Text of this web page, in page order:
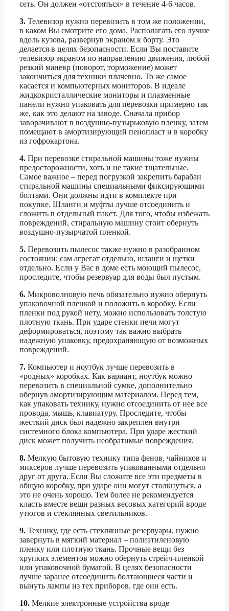
сеть. Он должен «отстояться» в течение 4-6 часов.
3. Телевизор нужно перевозить в том же положении,
в каком Вы смотрите его дома. Располагать его лучше
вдоль кузова, развернув экраном к борту. Это
делается в целях безопасности. Если Вы поставите
телевизор экраном по направлению движения, любой
резкий маневр (поворот, торможение) может
закончиться для техники плачевно. То же самое
касается и компьютерных мониторов. В идеале
жидкокристаллические мониторы и плазменные
панели нужно упаковать для перевозки примерно так
же, как это делают на заводе. Сначала прибор
заворачивают в воздушно-пузырьковую пленку, затем
помещают в амортизирующий пенопласт и в коробку
из гофрокартона.
4. При перевозке стиральной машины тоже нужны
предосторожности, хоть и не такие тщательные.
Самое важное – перед погрузкой закрепить барабан
стиральной машины специальными фиксирующими
болтами. Они должны идти в комплекте при
покупке. Шланги и муфты лучше отсоединить и
сложить в отдельный пакет. Для того, чтобы избежать
повреждений, стиральную машину стоит обернуть
воздушно-пузырчатой пленкой.
5. Перевозить пылесос также нужно в разобранном
состоянии: сам агрегат отдельно, шланги и щетки
отдельно. Если у Вас в доме есть моющий пылесос,
проследите, чтобы резервуар для воды был пустым.
6. Микроволновую печь обязательно нужно обернуть
упаковочной пленкой и положить в коробку. Если
пленки под рукой нету, можно использовать толстую
плотную ткань. При ударе стенки печи могут
деформироваться, поэтому так важно выбрать
надежную упаковку, предохраняющую от возможных
повреждений.
7. Компьютер и ноутбук лучше перевозить в
«родных» коробках. Как вариант, ноутбук можно
перевозить в специальной сумке, дополнительно
обернув амортизирующим материалом. Перед тем,
как упаковать технику, нужно отсоединить от нее все
провода, мышь, клавиатуру. Проследите, чтобы
жесткий диск был надежно закреплен внутри
системного блока компьютера. При ударе жесткий
диск может получить необратимые повреждения.
8. Мелкую бытовую технику типа фенов, чайников и
миксеров лучше перевозить упакованными отдельно
друг от друга. Если Вы сложите все эти предметы в
общую коробку, при ударе они могут столкнуться, а
это не очень хорошо. Тем более не рекомендуется
класть вместе вещи разных весовых категорий вроде
утюгов и стеклянных светильников.
9. Технику, где есть стеклянные резервуары, нужно
завернуть в мягкий материал – полиэтиленовую
пленку или плотную ткань. Прочные вещи без
хрупких элементов можно обернуть стрейч-пленкой
или упаковочной бумагой. В целях безопасности
лучше заранее отсоединить болтающиеся части и
вынуть лампы из тех приборов, где они есть.
10. Мелкие электронные устройства вроде